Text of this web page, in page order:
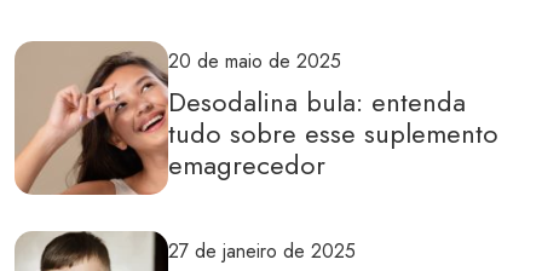
20 de maio de 2025
Desodalina bula: entenda
tudo sobre esse suplemento
emagrecedor
27 de janeiro de 2025